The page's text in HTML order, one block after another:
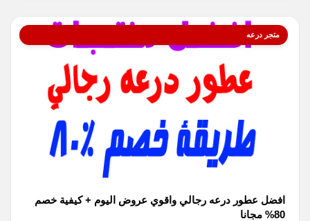
متجر درعه
افضل عطور درعه رجالي واقوي عروض اليوم + كيفية خصم
80% مجانا